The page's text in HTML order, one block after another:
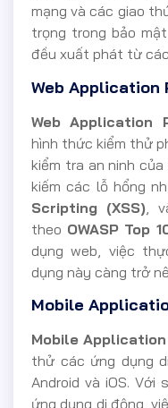
mạng và các giao
trọng trong bảo
đều xuất phát từ
Web Application
Web Application
hình thức kiểm thử
kiểm tra an ninh
kiếm các lỗ hổng
Scripting (XSS) ,
theo OWASP Top
dụng web, việc
dụng này càng trở
Mobile
Mobile
thử các ứng dụng
Android và iOS.
ứng dụng di động,